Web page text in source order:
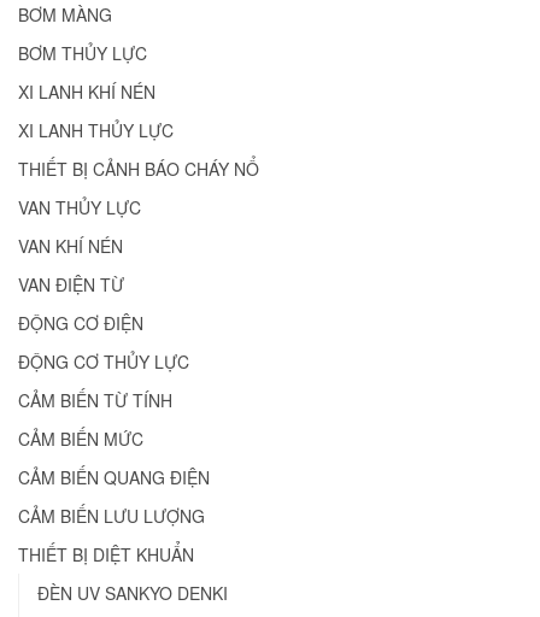
BƠM MÀNG
BƠM THỦY LỰC
XI LANH KHÍ NÉN
XI LANH THỦY LỰC
THIẾT BỊ CẢNH BÁO CHÁY NỔ
VAN THỦY LỰC
VAN KHÍ NÉN
VAN ĐIỆN TỪ
ĐỘNG CƠ ĐIỆN
ĐỘNG CƠ THỦY LỰC
CẢM BIẾN TỪ TÍNH
CẢM BIẾN MỨC
CẢM BIẾN QUANG ĐIỆN
CẢM BIẾN LƯU LƯỢNG
THIẾT BỊ DIỆT KHUẨN
ĐÈN UV SANKYO DENKI